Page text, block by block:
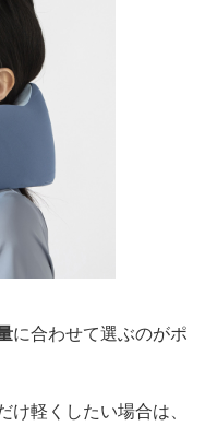
に合わせて選ぶのがポ
軽くしたい場合は、